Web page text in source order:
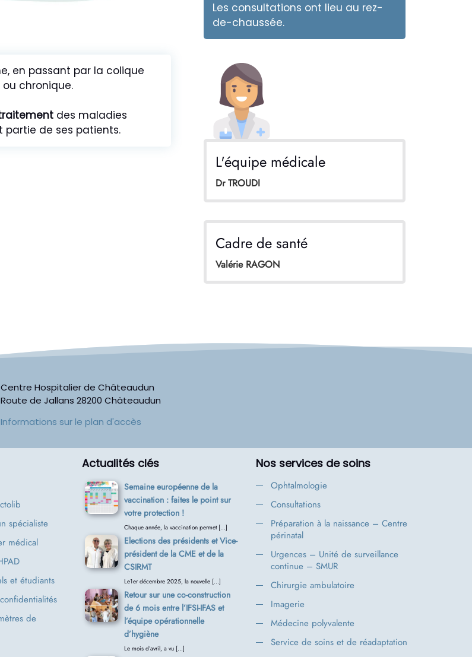
en passant par la colique
chronique.
des maladies
partie de ses patients.
Les consultations ont lieu au rez-
de-chaussée.
L'équipe médicale
Dr TROUDI
Cadre de santé
Valérie RAGON
Centre Hospitalier de Châteaudun
Route de Jallans 28200 Châteaudun
Informations sur le plan d'accès
spécialiste
médical
et étudiants
de
Actualités clés
Semaine européenne de la
vaccination : faites le point sur
votre protection !
Chaque année, la vaccination permet […]
Elections des présidents et Vice-
président de la CME et de la
CSIRMT
Le1er décembre 2025, la nouvelle […]
Retour sur une co-construction
de 6 mois entre l’IFSI-IFAS et
l’équipe opérationnelle
d’hygiène
Le mois d’avril, a vu […]
Nos services de soins
Ophtalmologie
Consultations
Préparation à la naissance – Centre
périnatal
Urgences – Unité de surveillance
continue – SMUR
Chirurgie ambulatoire
Imagerie
Médecine polyvalente
Service de soins et de réadaptation